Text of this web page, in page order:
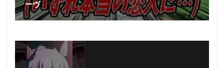
ーヴ